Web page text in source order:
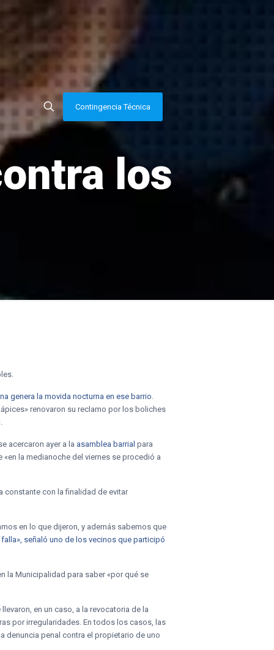
Contingencia Técnica
los
genera la movida nocturna en ese barrio.
renovaron su reclamo por los boliches
acercaron ayer a la asamblea barrial para
la medianoche del viernes se procedió a
constante con la finalidad de evitar
en lo que dijeron, y además sabemos que
señaló uno de los vecinos que participó
la Municipalidad para saber «por qué se
llevaron, en un caso, a la revocatoria de la
por irregularidades. En todos los casos, las
denuncia penal contra el propietario de uno